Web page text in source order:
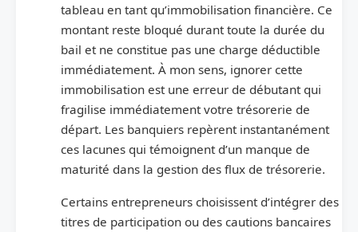
tableau en tant qu’immobilisation financière. Ce
montant reste bloqué durant toute la durée du
bail et ne constitue pas une charge déductible
immédiatement. À mon sens, ignorer cette
immobilisation est une erreur de débutant qui
fragilise immédiatement votre trésorerie de
départ. Les banquiers repèrent instantanément
ces lacunes qui témoignent d’un manque de
maturité dans la gestion des flux de trésorerie.
Certains entrepreneurs choisissent d’intégrer des
titres de participation ou des cautions bancaires